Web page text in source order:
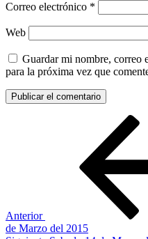
Correo electrónico *
Web
Guardar mi nombre, correo
para la próxima vez que
Anterior
de Marzo del 2015